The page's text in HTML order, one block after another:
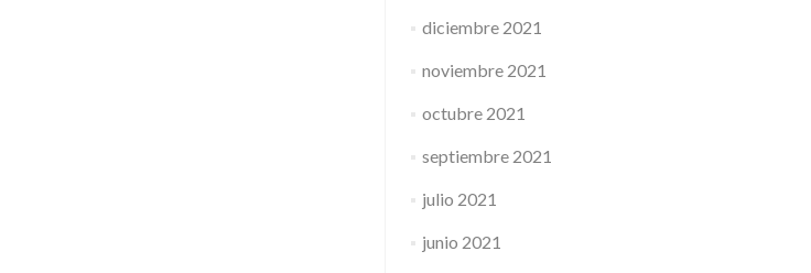
diciembre 2021
noviembre 2021
octubre 2021
septiembre 2021
julio 2021
junio 2021